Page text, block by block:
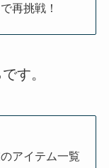
再挑戦！
す。
アイテム一覧